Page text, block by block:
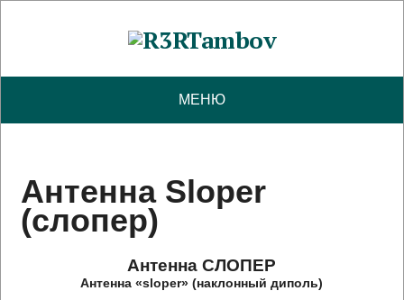
МЕНЮ
Антенна Sloper
(слопер)
Антенна СЛОПЕР
Антенна «sloper» (наклонный диполь)